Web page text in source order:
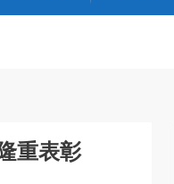
重表彰